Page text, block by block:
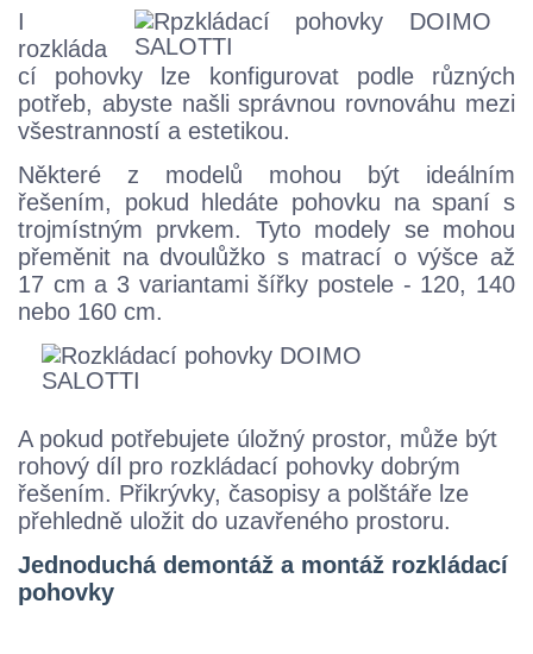
I
rozkláda
cí pohovky lze konfigurovat podle různých
potřeb, abyste našli správnou rovnováhu mezi
všestranností a estetikou.
Některé z modelů mohou být ideálním
řešením, pokud hledáte pohovku na spaní s
trojmístným prvkem. Tyto modely se mohou
přeměnit na dvoulůžko s matrací o výšce až
17 cm a 3 variantami šířky postele - 120, 140
nebo 160 cm.
A pokud potřebujete úložný prostor, může být
rohový díl pro rozkládací pohovky dobrým
řešením. Přikrývky, časopisy a polštáře lze
přehledně uložit do uzavřeného prostoru.
Jednoduchá demontáž a montáž rozkládací
pohovky